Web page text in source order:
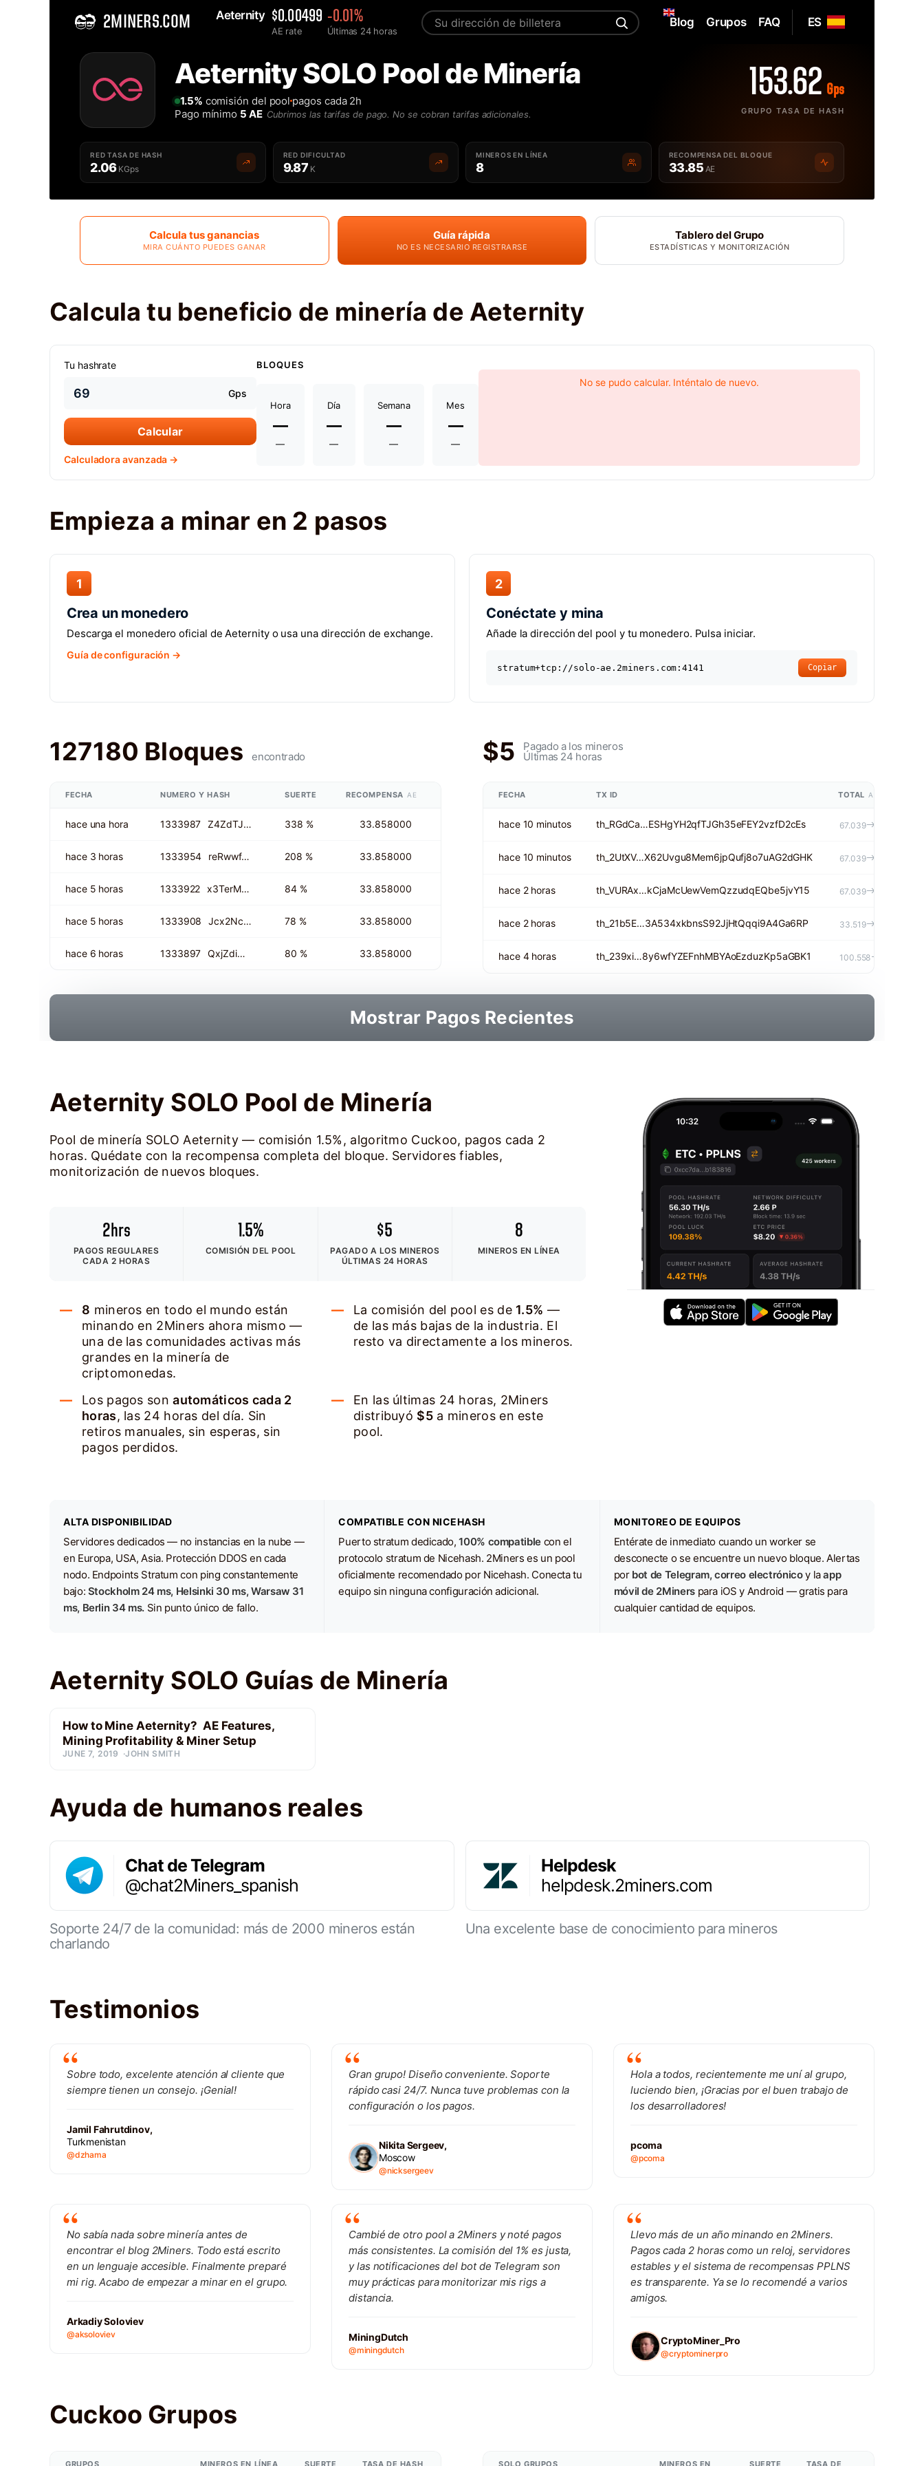
2MINERS.COM Aeternity $0.00499
AE rate
-0.01%
Últimas 24 horas
ES
Blog Grupos FAQ
Solo Aeternity AE Pool de Minería - 2MinersAeternity SOLO Pool de Minería
1.5% comisión del poolpagos cada 2h
Pago mínimo 5 AE Cubrimos las tarifas de pago. No se cobran tarifas adicionales.
153.62 Gps
GRUPO TASA DE HASH
RED TASA DE HASH
2.06 KGps
RED DIFICULTAD
9.87 K
MINEROS EN LÍNEA
8
RECOMPENSA DEL BLOQUE
33.85 AE
Calcula tus ganancias
MIRA CUÁNTO PUEDES GANAR
Guía rápida
NO ES NECESARIO REGISTRARSE
Tablero del Grupo
ESTADÍSTICAS Y MONITORIZACIÓN
Calcula tu beneficio de minería de Aeternity
Tu hashrate
Gps
Calcular
Calculadora avanzada →
BLOQUES
Hora
—
—
Día
—
—
Semana
—
—
Mes
—
—
No se pudo calcular. Inténtalo de nuevo.
Empieza a minar en 2 pasos
1
Crea un monedero
Descarga el monedero oficial de Aeternity o usa una dirección de exchange.
Guía de configuración →
2
Conéctate y mina
Añade la dirección del pool y tu monedero. Pulsa iniciar.
stratum+tcp://solo-ae.2miners.com:4141 Copiar
127180 Bloques encontrado
FECHA NUMERO Y HASH SUERTE RECOMPENSA AE
hace una hora 1333987 Z4ZdTJ… 338 % 33.858000
hace 3 horas 1333954 reRwwf… 208 % 33.858000
hace 5 horas 1333922 x3TerM… 84 % 33.858000
hace 5 horas 1333908 Jcx2Nc… 78 % 33.858000
hace 6 horas 1333897 QxjZdi… 80 % 33.858000
$5 Pagado a los mineros
Últimas 24 horas
FECHA TX ID TOTAL AE
hace 10 minutos th_RGdCa…ESHgYH2qfTJGh35eFEY2vzfD2cEs 67.039
hace 10 minutos th_2UtXV…X62Uvgu8Mem6jpQufj8o7uAG2dGHK 67.039
hace 2 horas th_VURAx…kCjaMcUewVemQzzudqEQbe5jvY15 67.039
hace 2 horas th_21b5E…3A534xkbnsS92JjHtQqqi9A4Ga6RP 33.519
hace 4 horas th_239xi…8y6wfYZEFnhMBYAoEzduzKp5aGBK1 100.558
Mostrar Pagos Recientes
Aeternity SOLO Pool de Minería
Pool de minería SOLO Aeternity — comisión 1.5%, algoritmo Cuckoo, pagos cada 2
horas. Quédate con la recompensa completa del bloque. Servidores fiables,
monitorización de nuevos bloques.
2hrs
PAGOS REGULARES
CADA 2 HORAS
1.5%
COMISIÓN DEL POOL
$5
PAGADO A LOS MINEROS
ÚLTIMAS 24 HORAS
8
MINEROS EN LÍNEA
8 mineros en todo el mundo están
minando en 2Miners ahora mismo —
una de las comunidades activas más
grandes en la minería de
criptomonedas.
La comisión del pool es de 1.5% —
de las más bajas de la industria. El
resto va directamente a los mineros.
Los pagos sonautomáticos cada 2
horas, las 24 horas del día. Sin
retiros manuales, sin esperas, sin
pagos perdidos.
En las últimas 24 horas, 2Miners
distribuyó $5a mineros en este
pool.
ALTA DISPONIBILIDAD
Servidores dedicados — no instancias en la nube —
en Europa, USA, Asia. Protección DDOS en cada
nodo. Endpoints Stratum con ping constantemente
bajo: Stockholm 24 ms, Helsinki 30 ms, Warsaw 31
ms, Berlin 34 ms.Sin punto único de fallo.
COMPATIBLE CON NICEHASH
Puerto stratum dedicado,100% compatiblecon el
protocolo stratum de Nicehash. 2Miners es un pool
oficialmente recomendado por Nicehash. Conecta tu
equipo sin ninguna configuración adicional.
MONITOREO DE EQUIPOS
Entérate de inmediato cuando un worker se
desconecte o se encuentre un nuevo bloque. Alertas
por bot de Telegram, correo electrónicoy laapp
móvil de 2Minerspara iOS y Android — gratis para
cualquier cantidad de equipos.
Aeternity SOLO Guías de Minería
How to Mine Aeternity? AE Features,
Mining Profitability & Miner Setup
JUNE 7, 2019 JOHN SMITH
Ayuda de humanos reales
Chat de Telegram
@chat2Miners_spanish
Soporte 24/7 de la comunidad: más de 2000 mineros están
charlando
Helpdesk
helpdesk.2miners.com
Una excelente base de conocimiento para mineros
Testimonios
Sobre todo, excelente atención al cliente que
siempre tienen un consejo. ¡Genial!
Jamil Fahrutdinov,
Turkmenistan
@dzhama
Gran grupo! Diseño conveniente. Soporte
rápido casi 24/7. Nunca tuve problemas con la
configuración o los pagos.
Nikita Sergeev,
Moscow
@nicksergeev
Hola a todos, recientemente me uní al grupo,
luciendo bien, ¡Gracias por el buen trabajo de
los desarrolladores!
pcoma
@pcoma
No sabía nada sobre minería antes de
encontrar el blog 2Miners. Todo está escrito
en un lenguaje accesible. Finalmente preparé
mi rig. Acabo de empezar a minar en el grupo.
Arkadiy Soloviev
@aksoloviev
Cambié de otro pool a 2Miners y noté pagos
más consistentes. La comisión del 1% es justa,
y las notificaciones del bot de Telegram son
muy prácticas para monitorizar mis rigs a
distancia.
MiningDutch
@miningdutch
Llevo más de un año minando en 2Miners.
Pagos cada 2 horas como un reloj, servidores
estables y el sistema de recompensas PPLNS
es transparente. Ya se lo recomendé a varios
amigos.
CryptoMiner_Pro
@cryptominerpro
Cuckoo Grupos
GRUPOS MINEROS EN LÍNEA SUERTE TASA DE HASH SOLO GRUPOS MINEROS EN SUERTE TASA DE